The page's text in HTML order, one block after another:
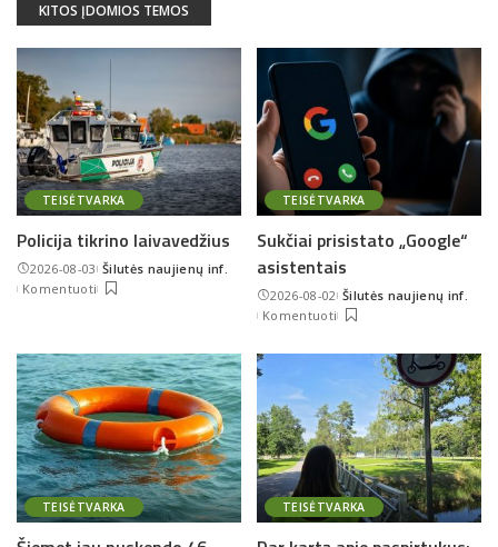
KITOS ĮDOMIOS TEMOS
TEISĖTVARKA
Policija tikrino laivavedžius
2026-08-03Posted
by
Šilutės naujienų inf.
Komentuoti
TEISĖTVARKA
Sukčiai prisistato „Google“
asistentais
2026-08-02Posted
by
Šilutės naujienų inf.
Komentuoti
TEISĖTVARKA TEISĖTVARKA